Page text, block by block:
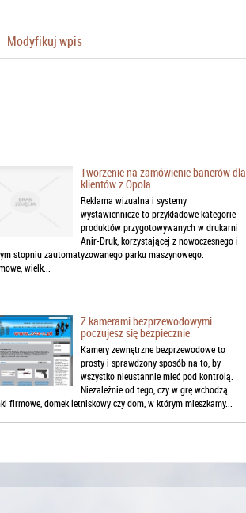
Modyfikuj wpis
Tworzenie na zamówienie banerów dla
klientów z Opola
Reklama wizualna i systemy
wystawiennicze to przykładowe kategorie
produktów przygotowywanych w drukarni
Anir-Druk, korzystającej z nowoczesnego i
stopniu zautomatyzowanego parku maszynowego.
wielk...
Z kamerami bezprzewodowymi
poczujesz się bezpiecznie
Kamery zewnętrzne bezprzewodowe to
prosty i sprawdzony sposób na to, by
wszystko nieustannie mieć pod kontrolą.
Niezależnie od tego, czy w grę wchodzą
firmowe, domek letniskowy czy dom, w którym mieszkamy...